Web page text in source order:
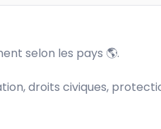
selon les pays 🌎.
droits civiques,